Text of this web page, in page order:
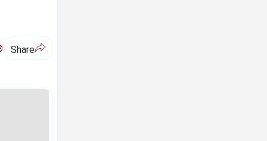
Share